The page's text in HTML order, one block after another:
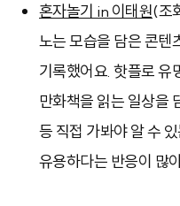
혼자놀기 in 이태원(조
노는 모습을 담은 콘텐
기록했어요. 핫플로 유
만화책을 읽는 일상을
등 직접 가봐야 알 수
유용하다는 반응이 많